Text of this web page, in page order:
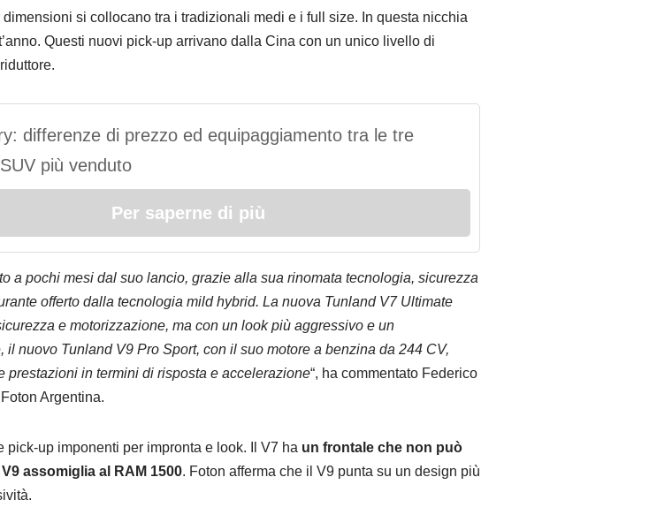
si collocano tra i tradizionali medi e i full size. In questa nicchia
Questi nuovi pick-up arrivano dalla Cina con un unico livello di
differenze di prezzo ed equipaggiamento tra le tre
più venduto
Per saperne di più
a pochi mesi dal suo lancio, grazie alla sua rinomata tecnologia, sicurezza
offerto dalla tecnologia mild hybrid. La nuova Tunland V7 Ultimate
e motorizzazione, ma con un look più aggressivo e un
nuovo Tunland V9 Pro Sport, con il suo motore a benzina da 244 CV,
in termini di risposta e accelerazione“, ha commentato Federico
Argentina.
up imponenti per impronta e look. Il V7 ha un frontale che non può
assomiglia al RAM 1500. Foton afferma che il V9 punta su un design più